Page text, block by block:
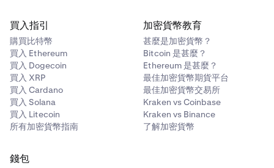
❌
❌
Bitcoin
❌
買入指引
購買比特幣
買入 Ethereum
買入 Dogecoin
買入 XRP
買入 Cardano
買入 Solana
買入 Litecoin
所有加密貨幣指南
加密貨幣教育
甚麼是加密貨幣？
Bitcoin 是甚麼？
Ethereum 是甚麼？
最佳加密貨幣期貨平台
最佳加密貨幣交易所
Kraken vs Coinbase
Kraken vs Binance
了解加密貨幣
錢包